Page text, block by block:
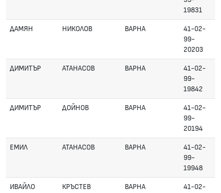
19831
ДАМЯН НИКОЛОВ ВАРНА
41-02-
99-
20203
ДИМИТЪР АТАНАСОВ ВАРНА
41-02-
99-
19842
ДИМИТЪР ДОЙНОВ ВАРНА
41-02-
99-
20194
ЕМИЛ АТАНАСОВ ВАРНА
41-02-
99-
19948
ИВАЙЛО КРЪСТЕВ ВАРНА
41-02-